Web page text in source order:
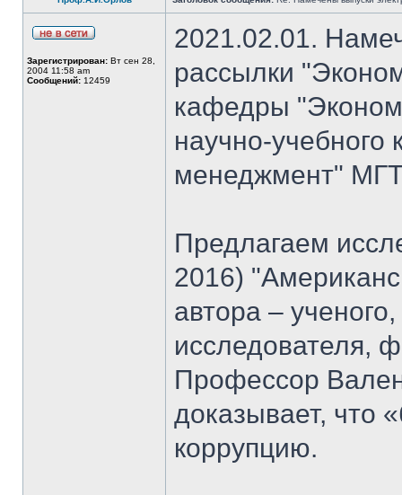
Зарегистрирован: Вт сен 28,
2004 11:58 am
Сообщений: 12459
2021.02.01.
рассылки
кафедры
научно-
менеджмент"
Предлагаем
2016)
автора –
исследователя,
Профессор
доказывает, что
коррупцию.